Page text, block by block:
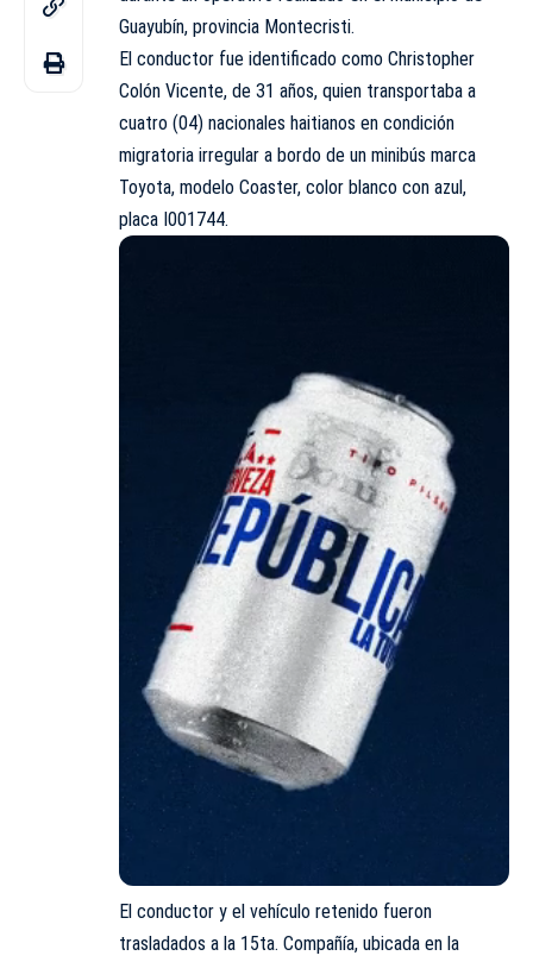
Guayubín, provincia Montecristi.
El conductor fue identificado como Christopher
Colón Vicente, de 31 años, quien transportaba a
cuatro (04) nacionales haitianos en condición
migratoria irregular a bordo de un minibús marca
Toyota, modelo Coaster, color blanco con azul,
placa I001744.
El conductor y el vehículo retenido fueron
trasladados a la 15ta. Compañía, ubicada en la